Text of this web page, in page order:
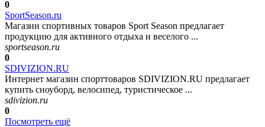
0
SportSeason.ru
Магазин спортивных товаров Sport Season предлагает
продукцию для активного отдыха и веселого ...
sportseason.ru
0
SDIVIZION.RU
Интернет магазин спорттоваров SDIVIZION.RU предлагает
купить сноуборд, велосипед, туристическое ...
sdivizion.ru
0
Посмотреть ещё